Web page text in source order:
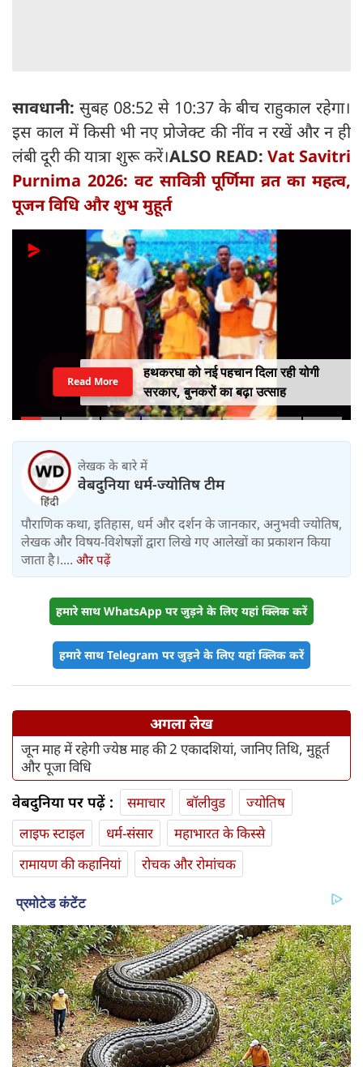
सावधानी: सुबह 08:52 से 10:37 के बीच राहुकाल रहेगा।
इस काल में किसी भी नए प्रोजेक्ट की नींव न रखें और न ही
लंबी दूरी की यात्रा शुरू करें।ALSO READ: Vat Savitri
Purnima 2026: वट सावित्री पूर्णिमा व्रत का महत्व,
पूजन विधि और शुभ मुहूर्त
हथकरघा को नई पहचान दिला रही योगी
सरकार, बुनकरों का बढ़ा उत्साह
Read More
लेखक के बारे में
वेबदुनिया धर्म-ज्योतिष टीम
पौराणिक कथा, इतिहास, धर्म और दर्शन के जानकार, अनुभवी ज्योतिष,
लेखक और विषय-विशेषज्ञों द्वारा लिखे गए आलेखों का प्रकाशन किया
जाता है।.... और पढ़ें
हमारे साथ WhatsApp पर जुड़ने के लिए यहां क्लिक करें
हमारे साथ Telegram पर जुड़ने के लिए यहां क्लिक करें
अगला लेख
जून माह में रहेगी ज्येष्ठ माह की 2 एकादशियां, जानिए तिथि, मुहूर्त
और पूजा विधि
वेबदुनिया पर पढ़ें : समाचार बॉलीवुड
ज्योतिष
लाइफ स्‍टाइल
धर्म-संसार
महाभारत के किस्से
रामायण की कहानियां
रोचक और रोमांचक